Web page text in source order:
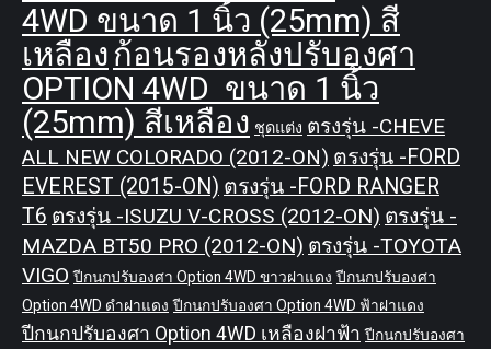
4WD ขนาด 1 นิ้ว (25mm) สี
เหลือง ก้อนรองหลังปรับองศา
OPTION 4WD ขนาด 1 นิ้ว
(25mm) สีเหลือง ชุดแต่ง ตรงรุ่น -CHEVE
ALL NEW COLORADO (2012-ON) ตรงรุ่น -FORD
EVEREST (2015-ON) ตรงรุ่น -FORD RANGER
T6 ตรงรุ่น -ISUZU V-CROSS (2012-ON) ตรงรุ่น -
MAZDA BT50 PRO (2012-ON) ตรงรุ่น -TOYOTA
VIGO ปีกนกปรับองศา Option 4WD ขาวฝาแดง ปีกนกปรับองศา
Option 4WD ดำฝาแดง ปีกนกปรับองศา Option 4WD ฟ้าฝาแดง
ปีกนกปรับองศา Option 4WD เหลืองฝาฟ้า ปีกนกปรับองศา